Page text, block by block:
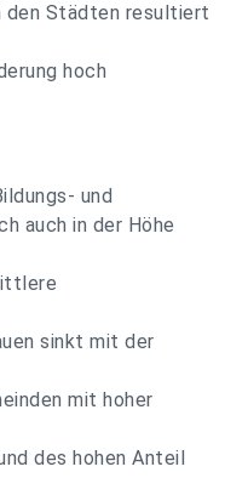
den Städten resultiert
hoch
und
auch in der Höhe
sinkt mit der
mit hoher
des hohen Anteil